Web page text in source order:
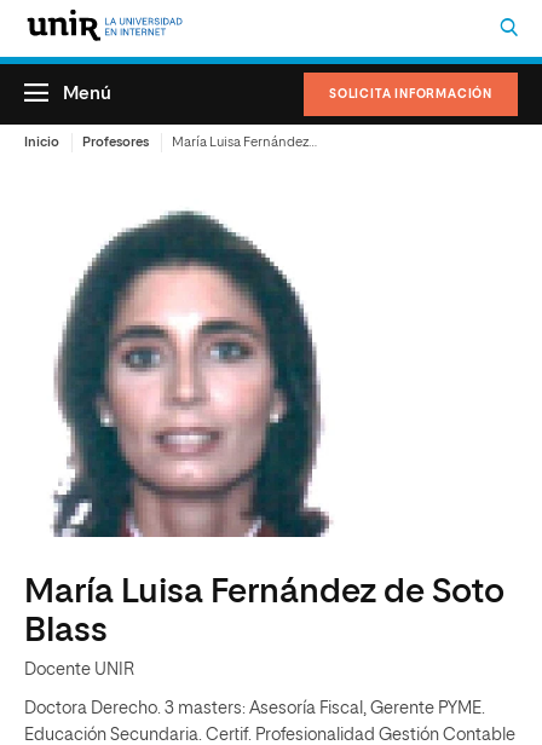
SOLICITA INFORMACIÓN
Menú
Inicio Profesores
María Luisa Fernández de Soto
Blass
Docente UNIR
Doctora Derecho. 3 masters: Asesoría Fiscal, Gerente PYME.
Educación Secundaria. Certif. Profesionalidad Gestión Contable